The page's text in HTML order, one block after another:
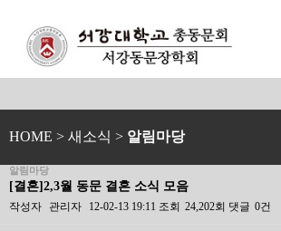
HOME > 새소식 > 알림마당
알림마당
[결혼]2,3월 동문 결혼 소식 모음
작성자 관리자 12-02-13 19:11 조회 24,202회 댓글 0건